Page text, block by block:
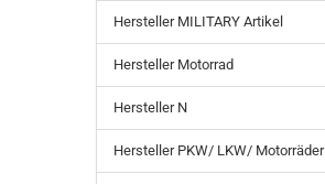
Hersteller MILITARY Artikel
Hersteller Motorrad
Hersteller N
Hersteller PKW/ LKW/ Motorräder